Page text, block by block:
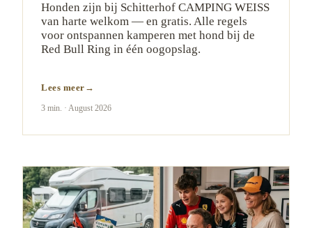
Honden zijn bij Schitterhof CAMPING WEISS
van harte welkom — en gratis. Alle regels
voor ontspannen kamperen met hond bij de
Red Bull Ring in één oogopslag.
Lees meer
3 min. · August 2026